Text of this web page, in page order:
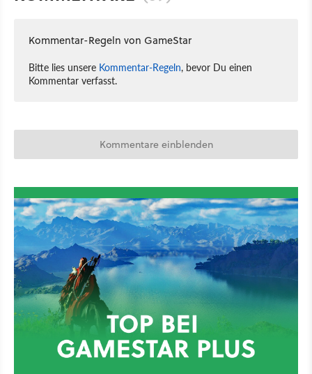
Kommentar-Regeln von GameStar
Bitte lies unsere Kommentar-Regeln, bevor Du einen
Kommentar verfasst.
Kommentare einblenden